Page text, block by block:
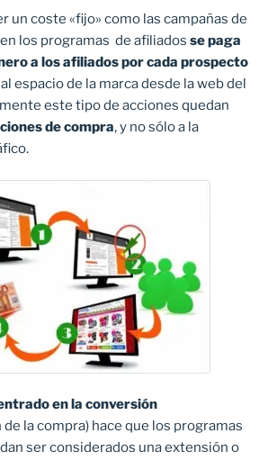
un coste «fijo» como las campañas de
en los programas de afiliados se paga
a los afiliados por cada prospecto
espacio de la marca desde la web del
este tipo de acciones quedan
de compra, y no sólo a la
en la conversión
la compra) hace que los programas
ser considerados una extensión o